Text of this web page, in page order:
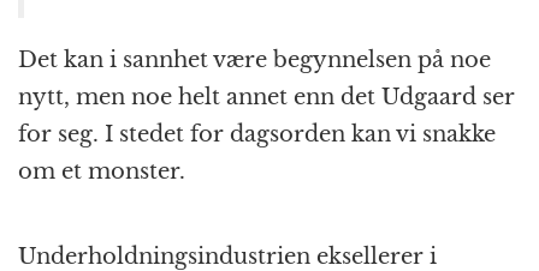
Det kan i sannhet være begynnelsen på noe
nytt, men noe helt annet enn det Udgaard ser
for seg. I stedet for dagsorden kan vi snakke
om et monster.
Underholdningsindustrien eksellerer i